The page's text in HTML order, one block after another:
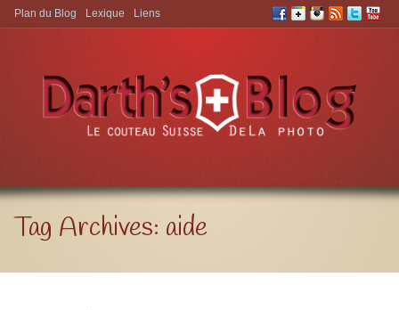
Aller à:
Plan du Blog Lexique Liens
Tag Archives: aide